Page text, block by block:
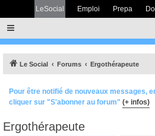
LeSocial Emploi Prepa
Le Social Forums Ergothérapeute
Pour être notifié de nouveaux messages,
cliquer sur "S'abonner au forum" (+ infos)
Ergothérapeute